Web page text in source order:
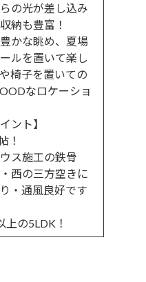
の光が差し込み
納も豊富！
かな眺め、夏場
ルを置いて楽し
椅子を置いての
なロケーショ
ント】
！
ス施工の鉄骨
西の三方空きに
・通風良好です
上の5LDK！